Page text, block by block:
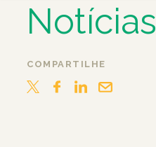
Notícias
COMPARTILHE